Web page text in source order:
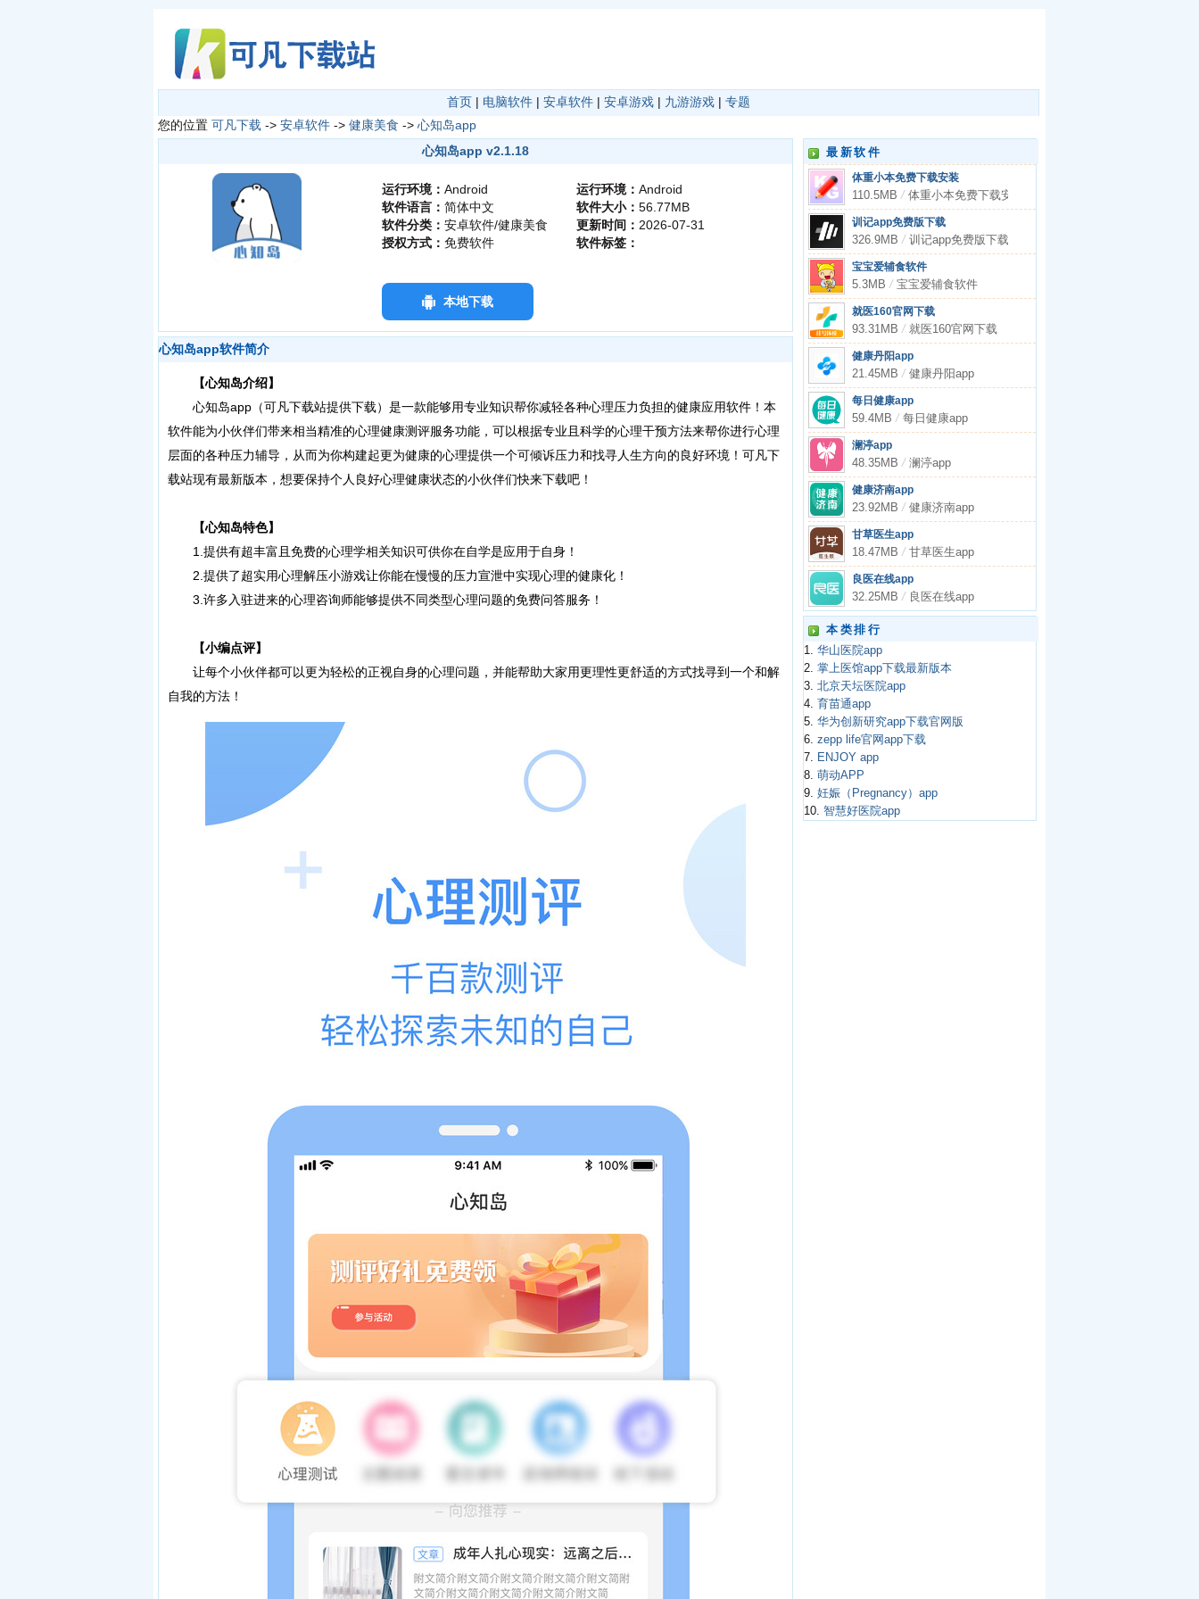
首页 | 电脑软件 | 安卓软件 | 安卓游戏 | 九游游戏 | 专题
您的位置 可凡下载 -> 安卓软件 -> 健康美食 -> 心知岛app
心知岛app v2.1.18
运行环境： Android
软件语言： 简体中文
软件分类： 安卓软件/健康美食
授权方式： 免费软件
运行环境： Android
软件大小： 56.77MB
更新时间： 2026-07-31
软件标签：
本地下载
心知岛app软件简介
【心知岛介绍】
心知岛app（可凡下载站提供下载）是一款能够用专业知识帮你减轻各种心理压力负担的健康应用软件！本
软件能为小伙伴们带来相当精准的心理健康测评服务功能，可以根据专业且科学的心理干预方法来帮你进行心理
层面的各种压力辅导，从而为你构建起更为健康的心理提供一个可倾诉压力和找寻人生方向的良好环境！可凡下
载站现有最新版本，想要保持个人良好心理健康状态的小伙伴们快来下载吧！
【心知岛特色】
1.提供有超丰富且免费的心理学相关知识可供你在自学是应用于自身！
2.提供了超实用心理解压小游戏让你能在慢慢的压力宣泄中实现心理的健康化！
3.许多入驻进来的心理咨询师能够提供不同类型心理问题的免费问答服务！
【小编点评】
让每个小伙伴都可以更为轻松的正视自身的心理问题，并能帮助大家用更理性更舒适的方式找寻到一个和解
自我的方法！
最新软件
体重小本免费下载安装
110.5MB/ 体重小本免费下载安装
训记app免费版下载
326.9MB/ 训记app免费版下载
宝宝爱辅食软件
5.3MB/ 宝宝爱辅食软件
就医160官网下载
93.31MB/ 就医160官网下载
健康丹阳app
21.45MB/ 健康丹阳app
每日健康app
59.4MB/ 每日健康app
澜渟app
48.35MB/ 澜渟app
健康济南app
23.92MB/ 健康济南app
甘草医生app
18.47MB/ 甘草医生app
良医在线app
32.25MB/ 良医在线app
本类排行
1. 华山医院app
2. 掌上医馆app下载最新版本
3. 北京天坛医院app
4. 育苗通app
5. 华为创新研究app下载官网版
6. zepp life官网app下载
7. ENJOY app
8. 萌动APP
9. 妊娠（Pregnancy）app
10. 智慧好医院app